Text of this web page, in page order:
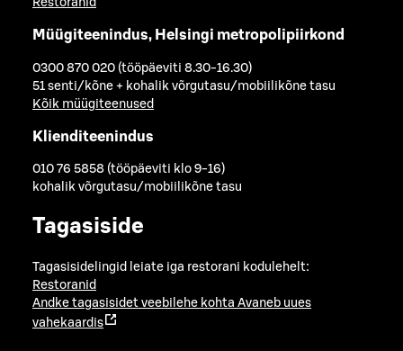
Restoranid
Müügiteenindus, Helsingi metropolipiirkond
0300 870 020 (tööpäeviti 8.30-16.30)
51 senti/kõne + kohalik võrgutasu/mobiilikõne tasu
Kõik müügiteenused
Klienditeenindus
010 76 5858 (tööpäeviti klo 9-16)
kohalik võrgutasu/mobiilikõne tasu
Tagasiside
Tagasisidelingid leiate iga restorani kodulehelt:
Restoranid
Andke tagasisidet veebilehe kohta Avaneb uues
vahekaardis